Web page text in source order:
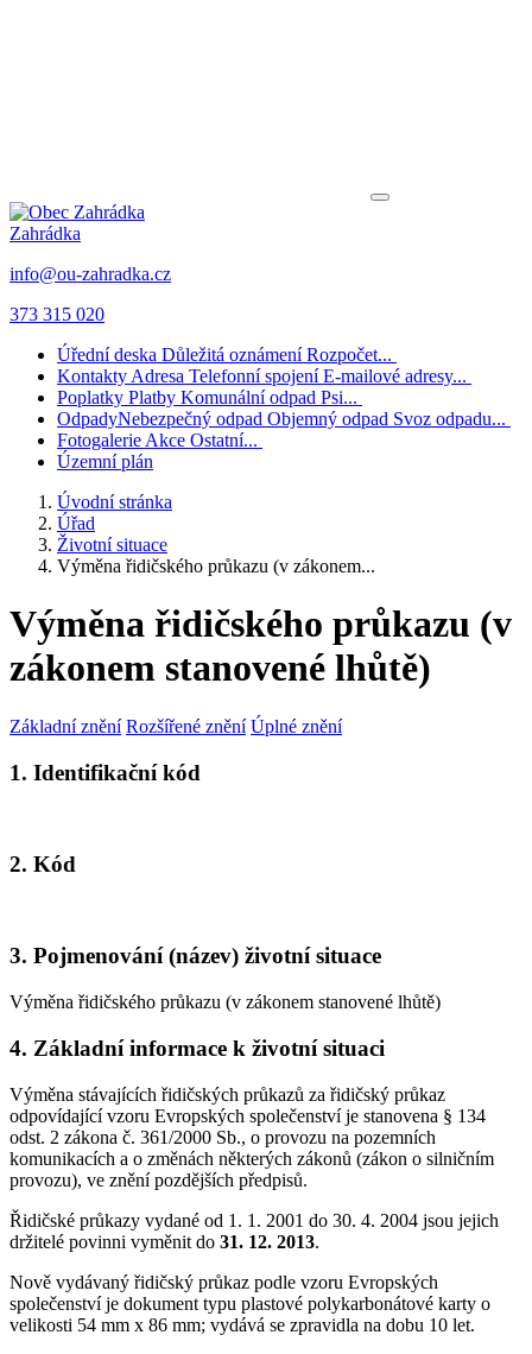
Zahrádka
info@ou-zahradka.cz
373 315 020
Úřední deska Důležitá oznámení Rozpočet...
Kontakty Adresa Telefonní spojení E-mailové adresy...
Poplatky Platby Komunální odpad Psi...
OdpadyNebezpečný odpad Objemný odpad Svoz odpadu...
Fotogalerie Akce Ostatní...
Územní plán
Úvodní stránka
Úřad
Životní situace
Výměna řidičského průkazu (v zákonem...
Výměna řidičského průkazu (v
zákonem stanovené lhůtě)
Základní znění Rozšířené znění Úplné znění
1. Identifikační kód
2. Kód
3. Pojmenování (název) životní situace
Výměna řidičského průkazu (v zákonem stanovené lhůtě)
4. Základní informace k životní situaci
Výměna stávajících řidičských průkazů za řidičský průkaz
odpovídající vzoru Evropských společenství je stanovena § 134
odst. 2 zákona č. 361/2000 Sb., o provozu na pozemních
komunikacích a o změnách některých zákonů (zákon o silničním
provozu), ve znění pozdějších předpisů.
Řidičské průkazy vydané od 1. 1. 2001 do 30. 4. 2004 jsou jejich
držitelé povinni vyměnit do 31. 12. 2013.
Nově vydávaný řidičský průkaz podle vzoru Evropských
společenství je dokument typu plastové polykarbonátové karty o
velikosti 54 mm x 86 mm; vydává se zpravidla na dobu 10 let.